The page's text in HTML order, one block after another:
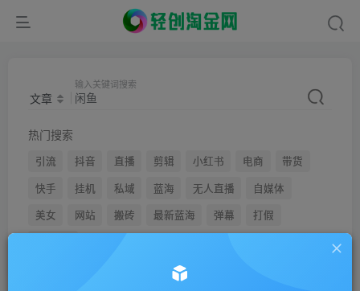
文章
输入关键词搜索
热门搜索
引流 抖音 直播 剪辑 小红书 电商
带货
快手
挂机 私域 蓝海 无人直播
自媒体
美女
网站 搬砖 最新蓝海 弹幕
打假